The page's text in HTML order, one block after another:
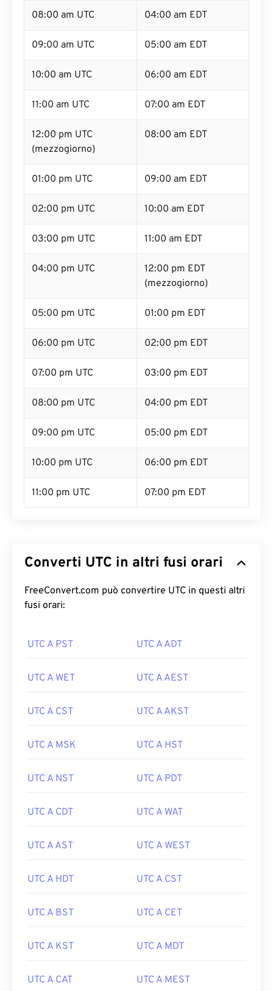
08:00 am UTC 04:00 am EDT
09:00 am UTC 05:00 am EDT
10:00 am UTC 06:00 am EDT
11:00 am UTC 07:00 am EDT
12:00 pm UTC
(mezzogiorno)
08:00 am EDT
01:00 pm UTC 09:00 am EDT
02:00 pm UTC 10:00 am EDT
03:00 pm UTC 11:00 am EDT
04:00 pm UTC
12:00 pm EDT
(mezzogiorno)
05:00 pm UTC 01:00 pm EDT
06:00 pm UTC 02:00 pm EDT
07:00 pm UTC 03:00 pm EDT
08:00 pm UTC 04:00 pm EDT
09:00 pm UTC 05:00 pm EDT
10:00 pm UTC 06:00 pm EDT
11:00 pm UTC 07:00 pm EDT
Converti UTC in altri fusi orari
FreeConvert.com può convertire UTC in questi altri
fusi orari:
UTC A PST UTC A ADT
UTC A WET UTC A AEST
UTC A CST UTC A AKST
UTC A MSK UTC A HST
UTC A NST UTC A PDT
UTC A CDT UTC A WAT
UTC A AST UTC A WEST
UTC A HDT UTC A CST
UTC A BST UTC A CET
UTC A KST UTC A MDT
UTC A CAT UTC A MEST